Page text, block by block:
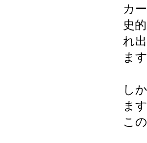
カ
史
れ
ま
し
ま
こ